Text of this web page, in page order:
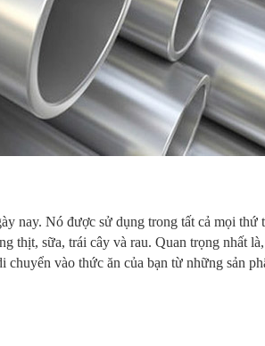
nay. Nó được sử dụng trong tất cả mọi thứ
thịt, sữa, trái cây và rau. Quan trọng nhất
vào thức ăn của bạn từ những sản